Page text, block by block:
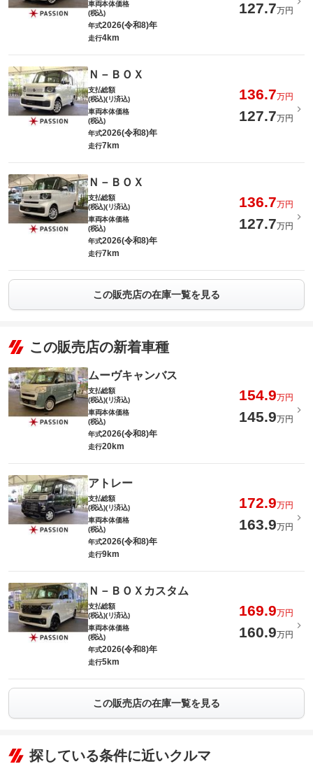
車両本体価格
(税込)
127.7万円
年式2026(令和8)年
走行4km
Ｎ－ＢＯＸ
支払総額
(税込)(リ済込)
136.7万円
車両本体価格
(税込)
127.7万円
年式2026(令和8)年
走行7km
Ｎ－ＢＯＸ
支払総額
(税込)(リ済込)
136.7万円
車両本体価格
(税込)
127.7万円
年式2026(令和8)年
走行7km
この販売店の在庫一覧を見る
この販売店の新着車種
ムーヴキャンバス
支払総額
(税込)(リ済込)
154.9万円
車両本体価格
(税込)
145.9万円
年式2026(令和8)年
走行20km
アトレー
支払総額
(税込)(リ済込)
172.9万円
車両本体価格
(税込)
163.9万円
年式2026(令和8)年
走行9km
Ｎ－ＢＯＸカスタム
支払総額
(税込)(リ済込)
169.9万円
車両本体価格
(税込)
160.9万円
年式2026(令和8)年
走行5km
この販売店の在庫一覧を見る
探している条件に近いクルマ